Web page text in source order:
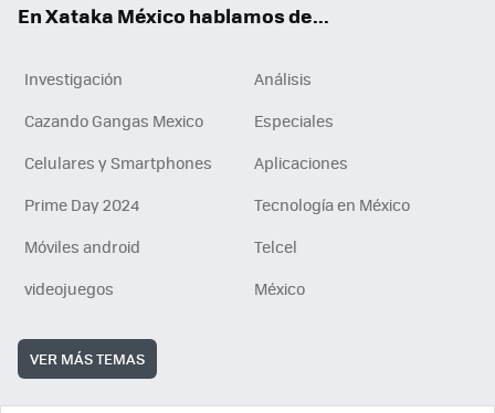
En Xataka México hablamos de...
Investigación
Análisis
Cazando Gangas Mexico
Especiales
Celulares y Smartphones
Aplicaciones
Prime Day 2024
Tecnología en México
Móviles android
Telcel
videojuegos
México
VER MÁS TEMAS